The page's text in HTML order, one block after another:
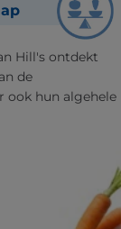
Hill's ontdekt
de
ook hun algehele